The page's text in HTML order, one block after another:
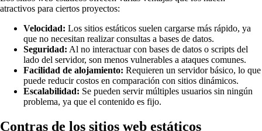
atractivos para ciertos proyectos:
Velocidad: Los sitios estáticos suelen cargarse más rápido, ya
que no necesitan realizar consultas a bases de datos.
Seguridad: Al no interactuar con bases de datos o scripts del
lado del servidor, son menos vulnerables a ataques comunes.
Facilidad de alojamiento: Requieren un servidor básico, lo que
puede reducir costos en comparación con sitios dinámicos.
Escalabilidad: Se pueden servir múltiples usuarios sin ningún
problema, ya que el contenido es fijo.
Contras de los sitios web estáticos